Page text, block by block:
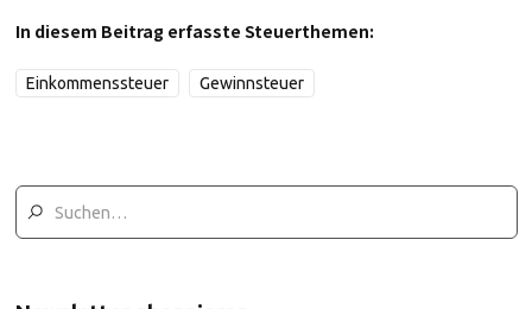
In diesem Beitrag erfasste Steuerthemen:
Einkommenssteuer Gewinnsteuer